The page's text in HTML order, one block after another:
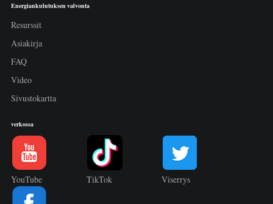
Energiankulutuksen valvonta
Resurssit
Asiakirja
FAQ
Video
Sivustokartta
verkossa
YouTube TikTok Viserrys